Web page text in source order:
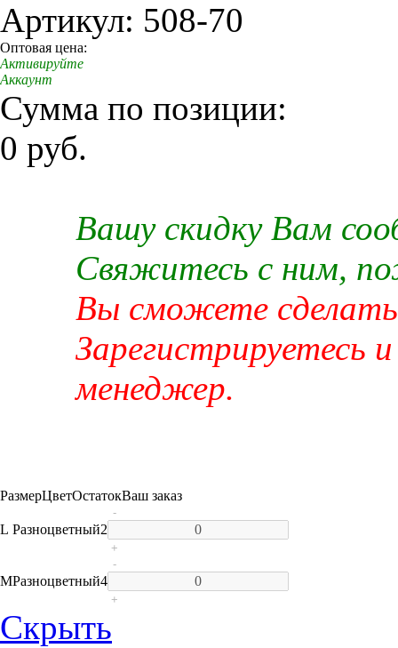
Артикул: 508-70
Оптовая цена:
Активируйте
Аккаунт
Сумма по позиции:
0 руб.
Вашу скидку Вам
Свяжитесь с ним,
Вы сможете сделать
Зарегистрируетесь
менеджер.
РазмерЦветОстатокВаш заказ
L Разноцветный2
-
+
MРазноцветный4
-
+
Скрыть